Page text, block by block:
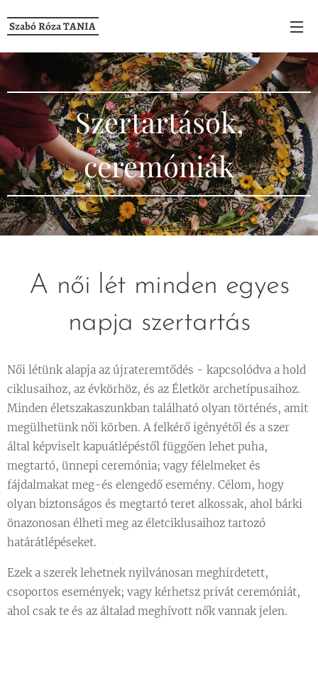
Szabó Róza TANIA
Szertartások,
ceremóniák
A női lét minden egyes
napja szertartás
Női létünk alapja az újrateremtődés - kapcsolódva a hold
ciklusaihoz, az évkörhöz, és az Életkör archetípusaihoz.
Minden életszakaszunkban található olyan történés, amit
megülhetünk női körben. A felkérő igényétől és a szer
által képviselt kapuátlépéstől függően lehet puha,
megtartó, ünnepi ceremónia; vagy félelmeket és
fájdalmakat meg-és elengedő esemény. Célom, hogy
olyan biztonságos és megtartó teret alkossak, ahol bárki
önazonosan élheti meg az életciklusaihoz tartozó
határátlépéseket.
Ezek a szerek lehetnek nyilvánosan meghirdetett,
csoportos események; vagy kérhetsz privát ceremóniát,
ahol csak te és az általad meghívott nők vannak jelen.